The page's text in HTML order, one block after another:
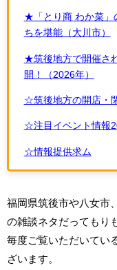
★「とり商 わか菜」
ちを堪能（大川市）
★筑後地方で開催さ
開！（2026年）
☆筑後地方の開店・
☆注目イベント情報
☆情報提供求ム
福岡県筑後市や八女市
の雑談ネタだってもり
毎度ご覧いただいてい
ざいます。